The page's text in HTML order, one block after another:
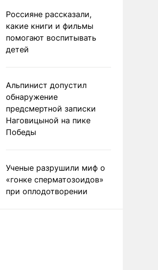
Россияне рассказали,
какие книги и фильмы
помогают воспитывать
детей
Альпинист допустил
обнаружение
предсмертной записки
Наговицыной на пике
Победы
Ученые разрушили миф о
«гонке сперматозоидов»
при оплодотворении